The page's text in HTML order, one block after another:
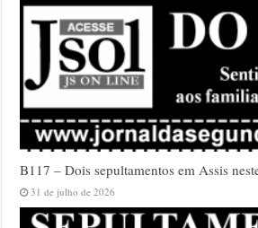
B117 – Dois sepultamentos em Assis
31 de julho de 2026